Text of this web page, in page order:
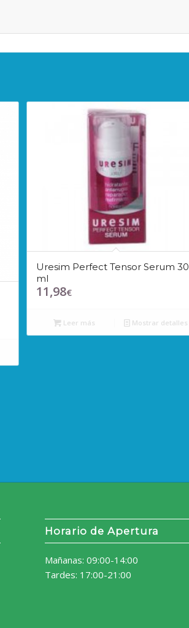
Uresim Perfect Tensor Serum 30
ml
11,98€
Leer más Mostrar detalles
Horario de Apertura
Mañanas: 09:00-14:00
Tardes: 17:00-21:00